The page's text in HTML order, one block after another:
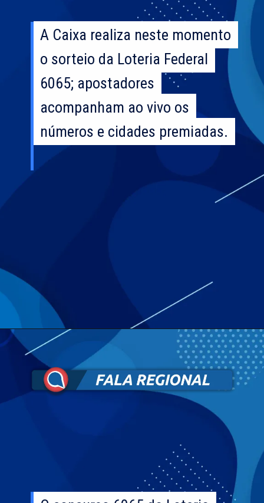
A Caixa realiza neste momento
o sorteio da Loteria Federal
6065; apostadores
acompanham ao vivo os
números e cidades premiadas.
A Caixa realiza neste momento
o sorteio da Loteria Federal
6065; apostadores
acompanham ao vivo os
números e cidades premiadas.